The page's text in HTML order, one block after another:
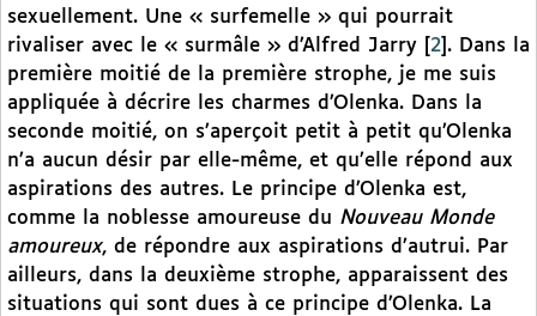
sexuellement. Une « surfemelle » qui pourrait
rivaliser avec le « surmâle » d’Alfred Jarry
2 . Dans la
première moitié de la première strophe, je me suis
appliquée à décrire les charmes d’Olenka. Dans la
seconde moitié, on s’aperçoit petit à petit qu’Olenka
n’a aucun désir par elle-même, et qu’elle répond aux
aspirations des autres. Le principe d’Olenka est,
comme la noblesse amoureuse du Nouveau Monde
amoureux, de répondre aux aspirations d’autrui. Par
ailleurs, dans la deuxième strophe, apparaissent des
situations qui sont dues à ce principe d’Olenka. La